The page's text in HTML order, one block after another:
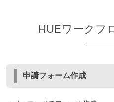
HUEワークフ
申請フォーム作成